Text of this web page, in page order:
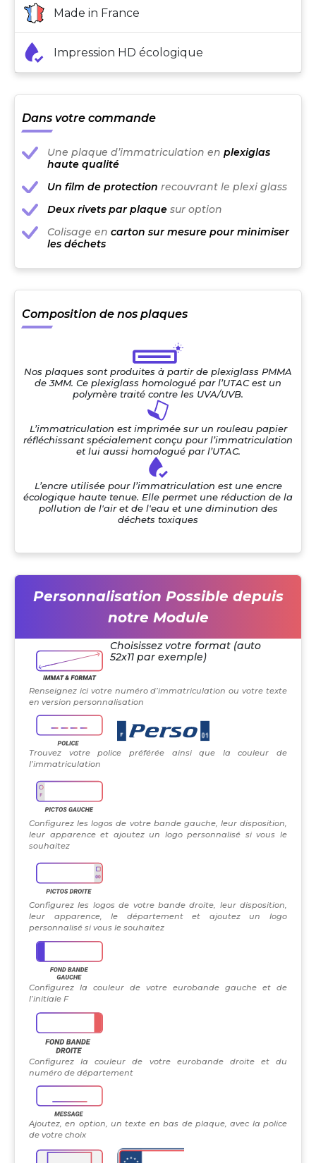
Made in France
Impression HD écologique
Dans votre commande
Une plaque d’immatriculation en plexiglas
haute qualité
Un film de protection recouvrant le plexi glass
Deux rivets par plaque sur option
Colisage en carton sur mesure pour minimiser
les déchets
Composition de nos plaques
Nos plaques sont produites à partir de plexiglass PMMA
de 3MM. Ce plexiglass homologué par l’UTAC est un
polymère traité contre les UVA/UVB.
L’immatriculation est imprimée sur un rouleau papier
réfléchissant spécialement conçu pour l’immatriculation
et lui aussi homologué par l’UTAC.
L’encre utilisée pour l’immatriculation est une encre
écologique haute tenue. Elle permet une réduction de la
pollution de l'air et de l'eau et une diminution des
déchets toxiques
Personnalisation Possible depuis
notre Module
Choisissez votre format (auto
52x11 par exemple)
Renseignez ici votre numéro d’immatriculation ou votre texte
en version personnalisation
Trouvez votre police préférée ainsi que la couleur de
l’immatriculation
Configurez les logos de votre bande gauche, leur disposition,
leur apparence et ajoutez un logo personnalisé si vous le
souhaitez
Configurez les logos de votre bande droite, leur disposition,
leur apparence, le département et ajoutez un logo
personnalisé si vous le souhaitez
Configurez la couleur de votre eurobande gauche et de
l’initiale F
Configurez la couleur de votre eurobande droite et du
numéro de département
Ajoutez, en option, un texte en bas de plaque, avec la police
de votre choix